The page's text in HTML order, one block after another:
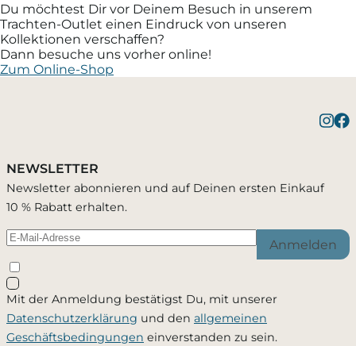
Du möchtest Dir vor Deinem Besuch in unserem
Trachten-Outlet einen Eindruck von unseren
Kollektionen verschaffen?
Dann besuche uns vorher online!
Zum Online-Shop
NEWSLETTER
Newsletter abonnieren und auf Deinen ersten Einkauf
10 % Rabatt erhalten.
Anmelden
Mit der Anmeldung bestätigst Du, mit unserer
Datenschutzerklärung und den allgemeinen
Geschäftsbedingungen einverstanden zu sein.